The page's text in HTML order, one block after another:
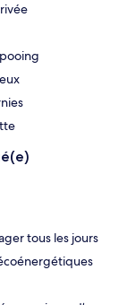
tous les jours